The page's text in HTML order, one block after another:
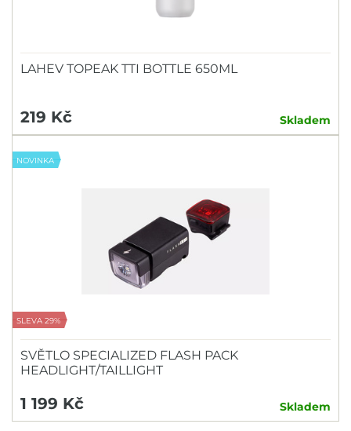
LAHEV TOPEAK TTI BOTTLE 650ML
219 Kč Skladem
NOVINKA
SLEVA 29%
SVĚTLO SPECIALIZED FLASH PACK
HEADLIGHT/TAILLIGHT
1 199 Kč Skladem